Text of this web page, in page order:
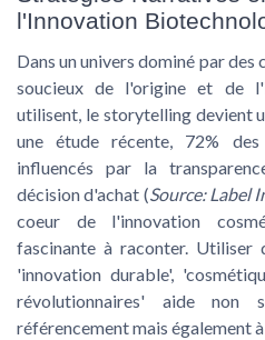
l'Innovation
Dans un univers dominé par
soucieux de l'origine et de
utilisent, le storytelling devient
une étude récente, 72% des
influencés par la
décision d'achat (Source: Label
coeur de l'innovation
fascinante à raconter. Utiliser
'innovation durable',
révolutionnaires' aide non
référencement mais également